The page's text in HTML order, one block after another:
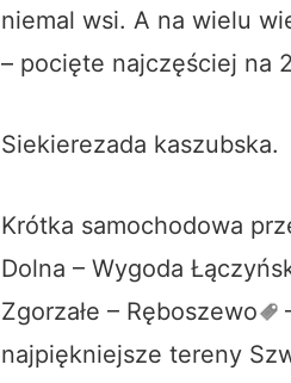
niemal wsi. A na wielu
– pocięte najczęściej na
Siekierezada kaszubska.
Krótka samochodowa
Dolna – Wygoda
Zgorzałe – Ręboszewo
najpiękniejsze tereny